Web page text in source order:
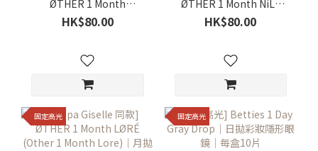
ØTHER 1 Month
GØDLESS (Other 1
Month GODLESS)｜月拋
HK$80.00
ØTHER 1 Month NiLL
(Other 1 Month NiLL)｜
月拋彩妝隱形眼鏡｜每盒1
HK$80.00
固定高光 固定高光